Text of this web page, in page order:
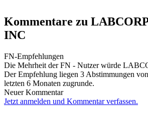
Kommentare zu
INC
FN-Empfehlungen
Die Mehrheit der FN - Nutzer würde
Der Empfehlung liegen 3 Abstimmungen
letzten 6 Monaten zugrunde.
Neuer Kommentar
Jetzt anmelden und Kommentar verfassen.